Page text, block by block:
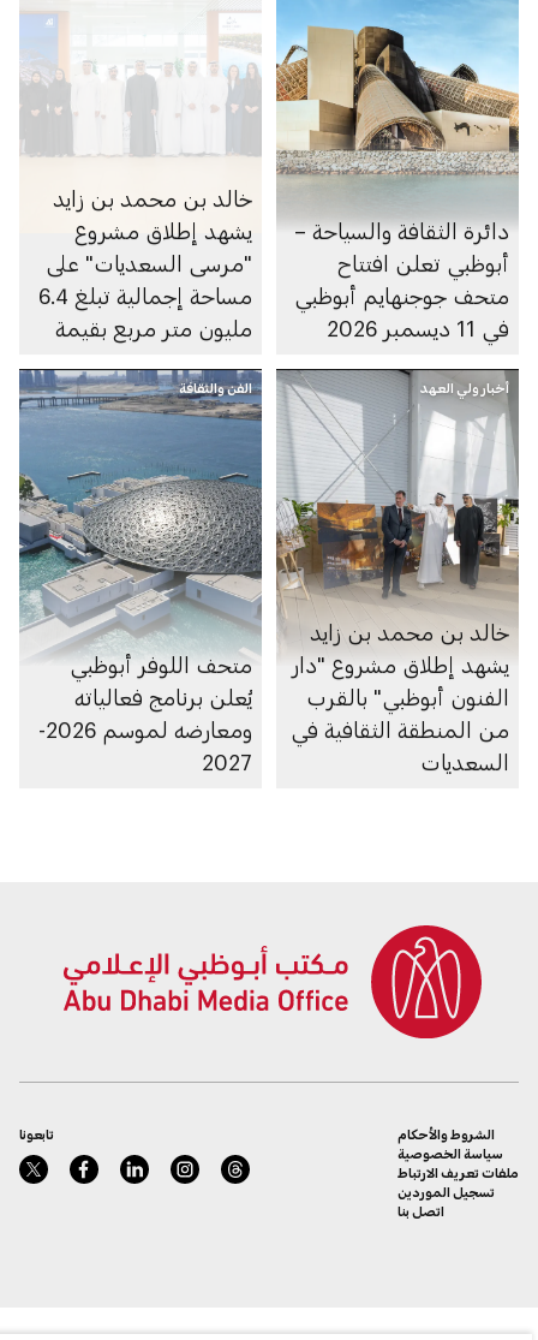
دائرة الثقافة والسياحة –
أبوظبي تعلن افتتاح
متحف جوجنهايم أبوظبي
في 11 ديسمبر 2026
خالد بن محمد بن زايد
يشهد إطلاق مشروع
"مرسى السعديات" على
مساحة إجمالية تبلغ 6.4
مليون متر مربع بقيمة
أخبار ولي العهد
خالد بن محمد بن زايد
يشهد إطلاق مشروع "دار
الفنون أبوظبي" بالقرب
من المنطقة الثقافية في
السعديات
الفن والثقافة
متحف اللوفر أبوظبي
يُعلن برنامج فعالياته
ومعارضه لموسم 2026-
2027
تابعونا
الشروط والأحكام
سياسة الخصوصية
ملفات تعريف الارتباط
تسجيل الموردين
اتصل بنا